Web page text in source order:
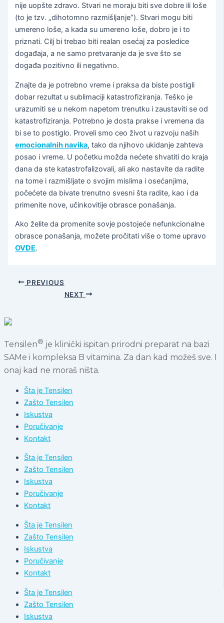
nije uopšte zdravo. Stvari ne moraju biti sve dobre ili loše
(to je tzv. „dihotomno razmišljanje“). Stvari mogu biti
umereno loše, a kada su umereno loše, dobro je i to
priznati. Cilj bi trebao biti realan osećaj za posledice
događaja, a ne samo pretvaranje da je sve što se
događa pozitivno ili negativno.
Znajte da je potrebno vreme i praksa da biste postigli
dobar rezultat u sublimaciji katastrofiziranja. Teško je
urazumiti se u nekom napetom trenutku i zaustaviti se od
katastrofiziranja. Potrebno je dosta prakse i vremena da
bi se to postiglo. Proveli smo ceo život u razvoju naših
emocionalnih navika, tako da njihovo ukidanje zahteva
posao i vreme. U početku možda nećete shvatiti do kraja
dana da ste katastrofalizovali, ali ako nastavite da radite
na tome i razmišljate o svojim mislima i osećanjima,
počećete da bivate trenutno svesni šta radite, kao i da
primenite nove, učinkovitije obrasce ponašanja.
Ako želite da promenite sovje postojeće nefunkcionalne
obrasce ponašanja, možete pročitati više o tome upravo
OVDE.
PREVIOUS
NEXT
Tensilen® je klinički ispitan prirodni preparat na bazi
SAMe i kompleksa B vitamina. Za dan kad možeš sve. I
onaj kad ne moraš ništa.
Šta je Tensilen
Zašto Tensilen
Iskustva
Poručivanje
Kontakt
Šta je Tensilen
Zašto Tensilen
Iskustva
Poručivanje
Kontakt
Šta je Tensilen
Zašto Tensilen
Iskustva
Poručivanje
Kontakt
Šta je Tensilen
Zašto Tensilen
Iskustva